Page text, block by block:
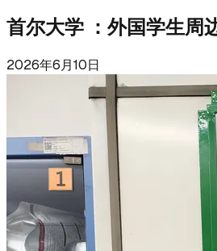
首尔大学 ：外国学生周
2026年6月10日